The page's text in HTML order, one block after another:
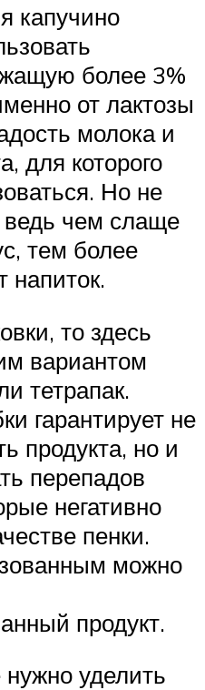
капучино
более 3%
от лактозы
молока и
для которого
Но не
ведь чем слаще
тем более
напиток.
то здесь
вариантом
тетрапак.
гарантирует не
продукта, но и
перепадов
негативно
пенки.
можно
продукт.
уделить